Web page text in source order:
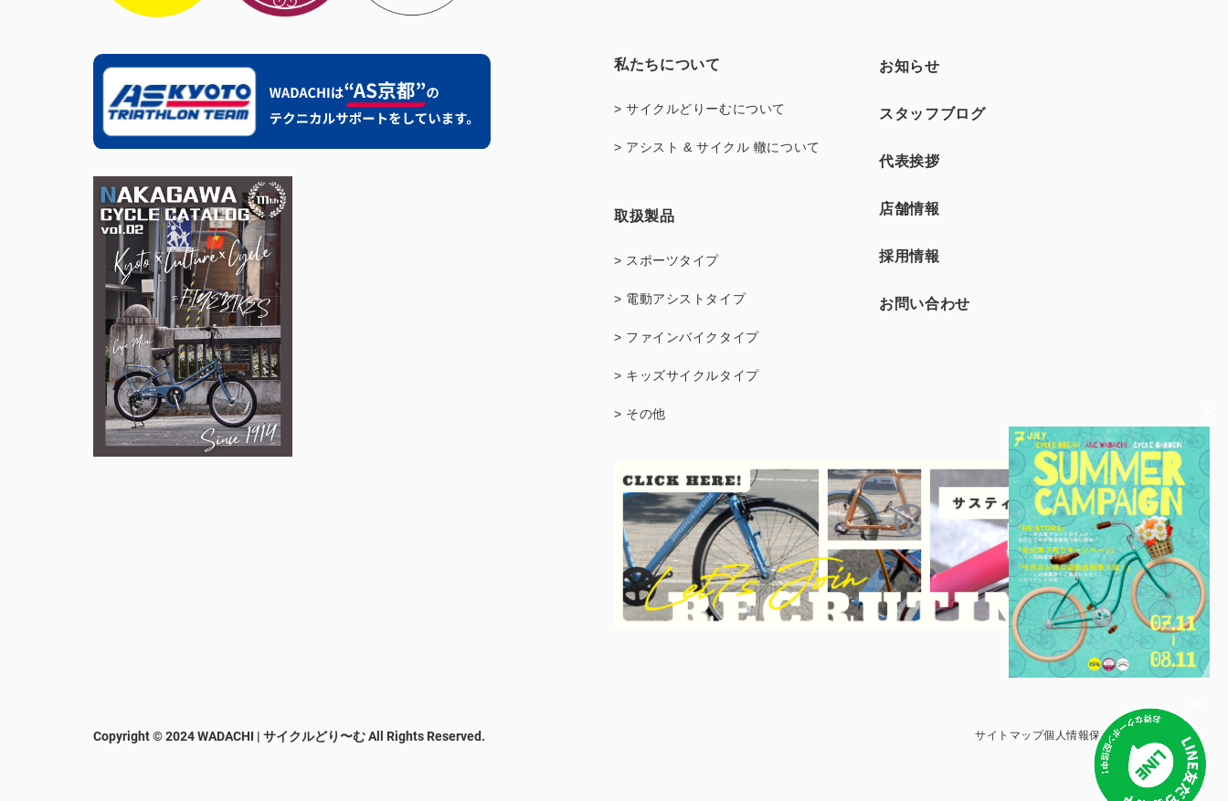
私たちについて
> サイクルどりーむについて
> アシスト & サイクル 轍について
取扱製品
> スポーツタイプ
> 電動アシストタイプ
> ファインバイクタイプ
> キッズサイクルタイプ
> その他
お知らせ
スタッフブログ
代表挨拶
店舗情報
採用情報
お問い合わせ
Copyright © 2024 WADACHI | サイクルどり〜むAll Rights Reserved. サイトマップ個人情報保護方針